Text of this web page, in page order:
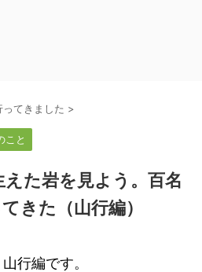
ってきました >
こと
た岩を見よう。百名
きた（山行編）
行編です。